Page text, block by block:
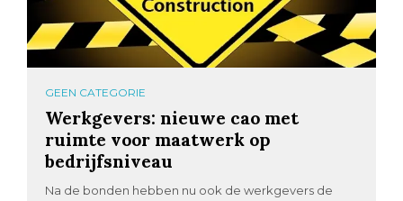
GEEN CATEGORIE
Werkgevers: nieuwe cao met
ruimte voor maatwerk op
bedrijfsniveau
Na de bonden hebben nu ook de werkgevers de